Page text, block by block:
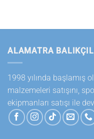
ALAMATRA
1998 yılında başlamış
malzemeleri satışını,
ekipmanları satışı ile